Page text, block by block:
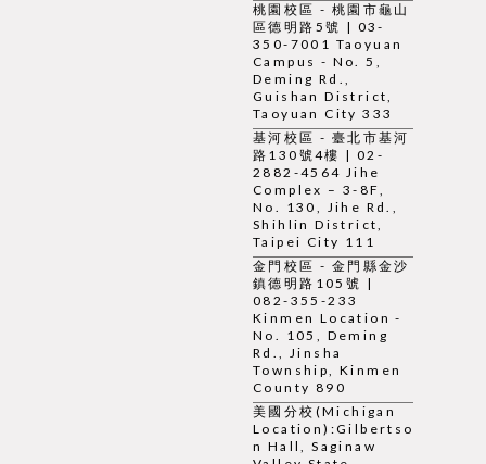
桃園校區 - 桃園市龜山
區德明路5號 | 03-
350-7001 Taoyuan
Campus - No. 5,
Deming Rd.,
Guishan District,
Taoyuan City 333
基河校區 - 臺北市基河
路130號4樓 | 02-
2882-4564 Jihe
Complex – 3-8F,
No. 130, Jihe Rd.,
Shihlin District,
Taipei City 111
金門校區 - 金門縣金沙
鎮德明路105號 |
082-355-233
Kinmen Location -
No. 105, Deming
Rd., Jinsha
Township, Kinmen
County 890
美國分校(Michigan
Location):Gilbertso
n Hall, Saginaw